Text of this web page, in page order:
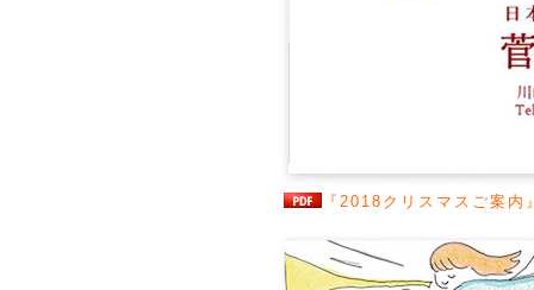
『2018クリスマスご案内